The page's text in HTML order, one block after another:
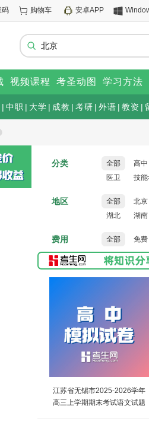
码 购物车 安卓APP
视频课程 考圣动图 学习方法
| 中职 | 大学 | 成教 | 考研 | 外语 | 教资 |
分类 全部
高中
医卫
技
地区 全部
北京
湖北
湖南
费用 全部 免费
江苏省无锡市2025-2026学年
高三上学期期末考试语文试题